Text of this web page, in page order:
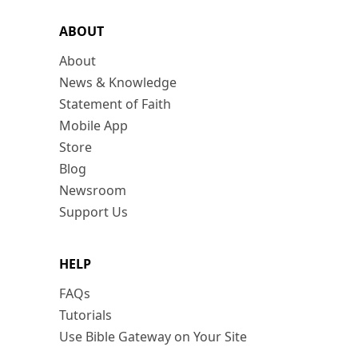
ABOUT
About
News & Knowledge
Statement of Faith
Mobile App
Store
Blog
Newsroom
Support Us
HELP
FAQs
Tutorials
Use Bible Gateway on Your Site